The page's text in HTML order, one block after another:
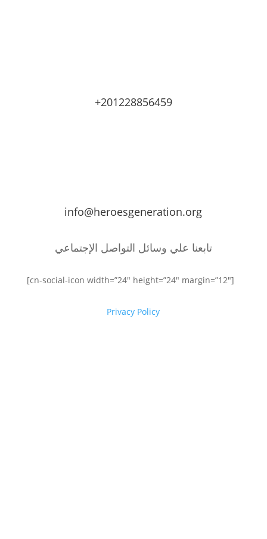
+201228856459
info@heroesgeneration.org
تابعنا علي وسائل التواصل الإجتماعي
[cn-social-icon width=”24″ height=”24″ margin=”12″]
Privacy Policy